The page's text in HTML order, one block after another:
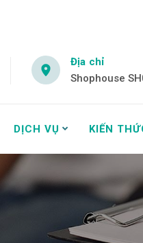
Địa chỉ
Shophouse
DỊCH VỤ KIẾN